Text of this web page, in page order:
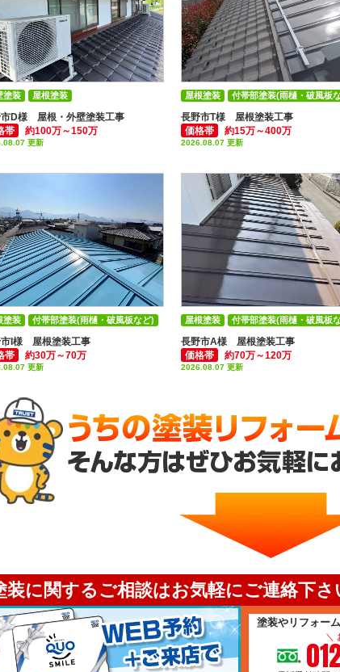
D様 屋根・外壁塗装工事
帯
約100万～150万
更新
塗装
屋根塗装
部塗装(雨樋・破風板など)
長野市T様 屋根塗装工事
価格帯
約15万～400万
2026.08.07 更新
屋根塗装 付帯部塗装(雨樋・破風板
市I様 屋根塗装工事
帯
約30万～70万
更新
塗装 付帯部塗装(雨樋・破風板など)
長野市A様 屋根塗装工事
価格帯
約70万～120万
2026.08.07 更新
屋根塗装 付帯部塗装(雨樋・破風板
装に関するご相談はお気軽にご連絡下さ
塗装やリフォー
＼